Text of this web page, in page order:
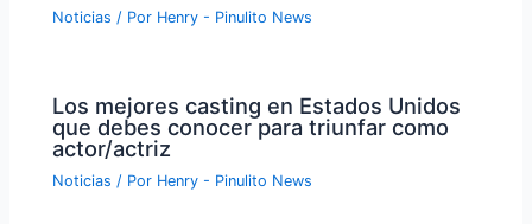
Noticias / Por Henry - Pinulito News
Los mejores casting en Estados Unidos
que debes conocer para triunfar como
actor/actriz
Noticias / Por Henry - Pinulito News